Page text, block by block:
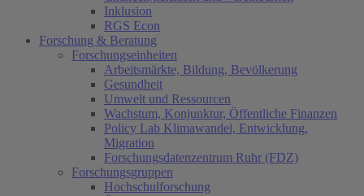
Inklusion
RGS Econ
Forschung & Beratung
Forschungseinheiten
Arbeitsmärkte, Bildung, Bevölkerung
Gesundheit
Umwelt und Ressourcen
Wachstum, Konjunktur, Öffentliche Finanzen
Policy Lab Klimawandel, Entwicklung,
Migration
Forschungsdatenzentrum Ruhr (FDZ)
Forschungsgruppen
Hochschulforschung